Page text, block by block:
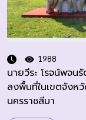
1988
นายวีระ โรจน์พจน
ลงพื้นที่ในเขตจังห
นครราชสีมา